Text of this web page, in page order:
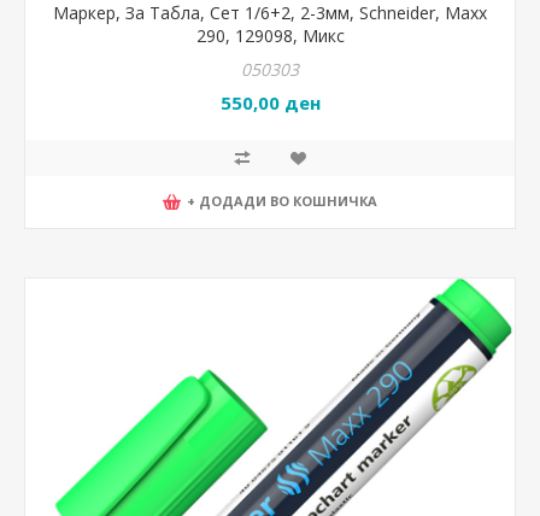
Маркер, За Табла, Сет 1/6+2, 2-3мм, Schneider, Maxx
290, 129098, Микс
050303
550,00 ден
+ ДОДАДИ ВО КОШНИЧКА